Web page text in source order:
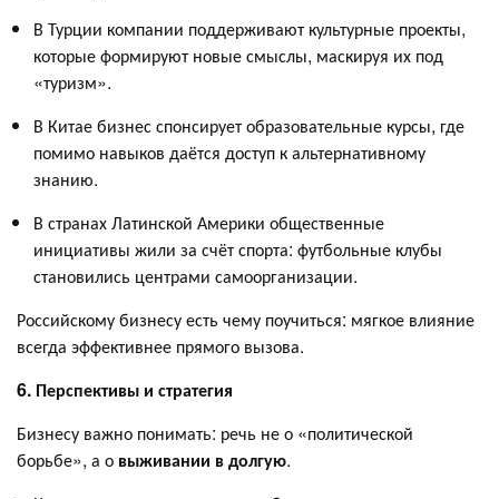
В Турции компании поддерживают культурные проекты,
которые формируют новые смыслы, маскируя их под
«туризм».
В Китае бизнес спонсирует образовательные курсы, где
помимо навыков даётся доступ к альтернативному
знанию.
В странах Латинской Америки общественные
инициативы жили за счёт спорта: футбольные клубы
становились центрами самоорганизации.
Российскому бизнесу есть чему поучиться: мягкое влияние
всегда эффективнее прямого вызова.
6. Перспективы и стратегия
Бизнесу важно понимать: речь не о «политической
борьбе», а о выживании в долгую.